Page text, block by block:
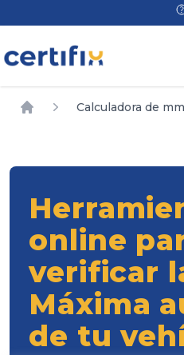
Calculadora de
online
verificar
Máxima
de tu